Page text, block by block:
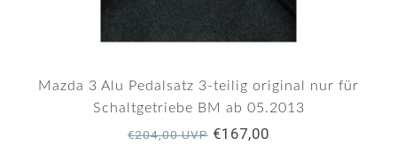
Mazda 3 Alu Pedalsatz 3-teilig original nur für
Schaltgetriebe BM ab 05.2013
€204,00 UVP €167,00